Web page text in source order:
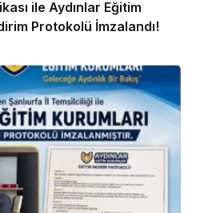
ile Aydınlar Eğitim
Protokolü İmzalandı!